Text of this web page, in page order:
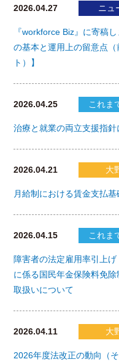
2026.04.27 ニュ
『workforce Biz』に寄稿
の基本と運用上の留意点
ト）】
2026.04.25 これま
治療と就業の両立支援指針
2026.04.21 大
月給制における賃金支払基
2026.04.15 これま
障害者の法定雇用率引上
に係る国民年金保険料免
取扱いについて
2026.04.11 大
2026年度法改正の動向（そ